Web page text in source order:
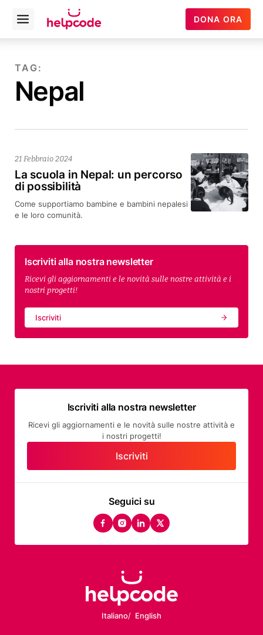
contenuto
Helpcode
Italia
Open
menu
DONA ORA
TAG:
Nepal
La scuola in Nepal: un percorso
di possibilità
21 Febbraio 2024
Come supportiamo bambine e bambini nepalesi
e le loro comunità.
Iscriviti alla nostra newsletter
Ricevi gli aggiornamenti e le novità sulle nostre attività e i
nostri progetti!
Iscriviti
Seguici su
facebook
instagram
linkedin
twitter
Iscriviti alla nostra newsletter
Ricevi gli aggiornamenti e le novità sulle nostre attività e
i nostri progetti!
Iscriviti
Italiano English